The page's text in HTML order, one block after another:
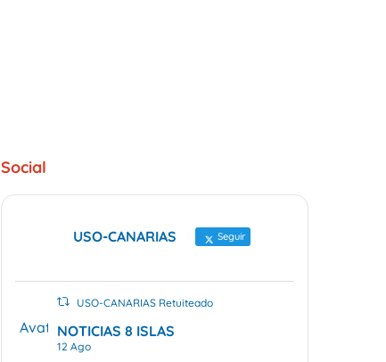
Social
USO-CANARIAS Seguir
USO-CANARIAS Retuiteado
AvatarNOTICIAS 8 ISLAS
12 Ago